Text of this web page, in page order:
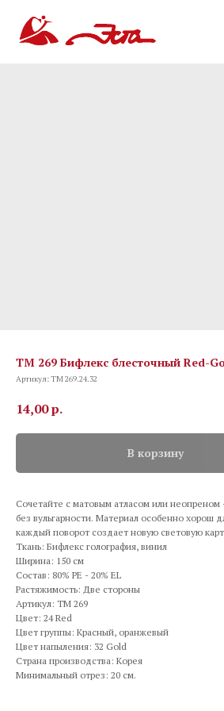
TM 269 Бифлекс блесточный Red-
Артикул:TM 269.24.32
14,00р.
В корзину
Сочетайте с матовым атласом или неопреном
без вульгарности. Материал особенно хорош
каждый поворот создает новую световую
Ткань: Бифлекс голография, винил
Ширина: 150 см
Состав: 80% PE - 20% EL
Растяжимость: Две стороны
Артикул: TM 269
Цвет: 24 Red
Цвет группы: Красный, оранжевый
Цвет напыления: 32 Gold
Страна производства: Корея
Минимальный отрез: 20 см.